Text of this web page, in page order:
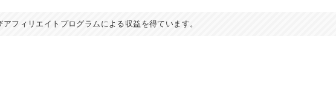
フィリエイトプログラムによる収益を得ています。